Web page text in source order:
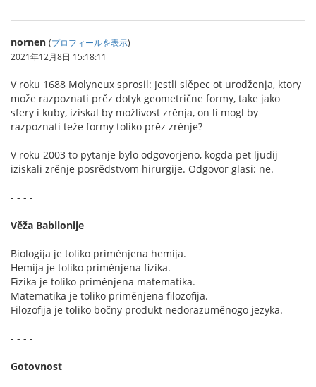
nornen (プロフィールを表示)
2021年12月8日 15:18:11
V roku 1688 Molyneux sprosil: Jestli slěpec ot urodženja, ktory
može razpoznati prěz dotyk geometrične formy, take jako
sfery i kuby, iziskal by možlivost zrěnja, on li mogl by
razpoznati teže formy toliko prěz zrěnje?
V roku 2003 to pytanje bylo odgovorjeno, kogda pet ljudij
iziskali zrěnje posrědstvom hirurgije. Odgovor glasi: ne.
- - - -
Věža Babilonije
Biologija je toliko priměnjena hemija.
Hemija je toliko priměnjena fizika.
Fizika je toliko priměnjena matematika.
Matematika je toliko priměnjena filozofija.
Filozofija je toliko bočny produkt nedorazuměnogo jezyka.
- - - -
Gotovnost